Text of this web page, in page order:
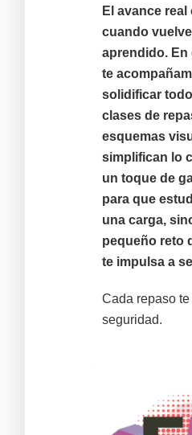
El avance real
cuando
aprendido. En
te
solidificar
clases de
esquemas
simplifican lo
un toque de
para que
una carga,
pequeño reto
te impulsa a
Cada repaso
seguridad.